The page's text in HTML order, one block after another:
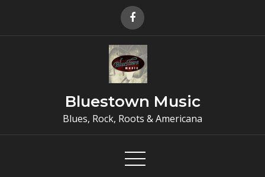
Bluestown Music
Blues, Rock, Roots & Americana